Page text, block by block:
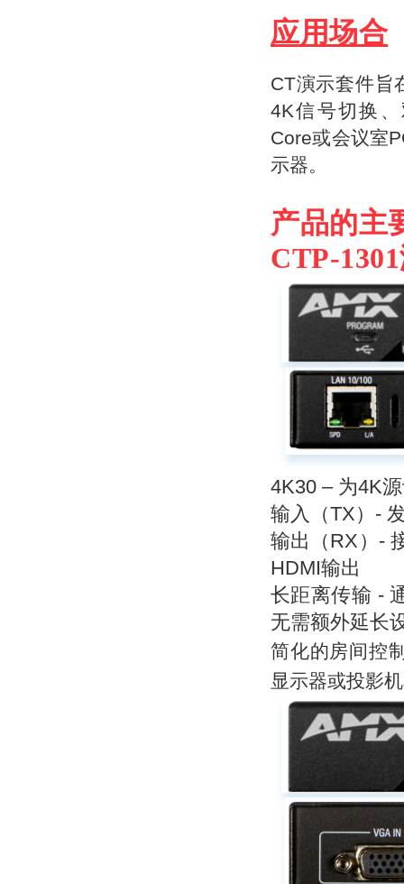
应用场合
CT演示套件旨
4K信号切换
Core或会议室
示器。
产品的主
CTP-
4K30 – 为4K
输入（TX）-
输出（RX）-
HDMI输出
长距离传输 -
无需额外延长
简化的房间控
显示器或投影